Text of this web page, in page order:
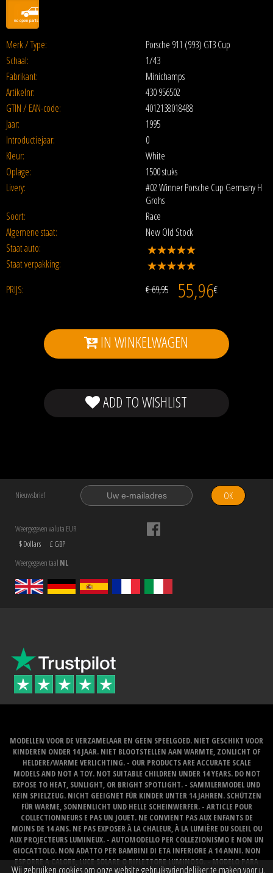
Merk / Type:
Porsche 911 (993) GT3 Cup
Schaal:
1/43
Fabrikant:
Minichamps
Artikelnr:
430 956502
GTIN / EAN-code:
4012138018488
Jaar:
1995
Introductiejaar:
0
Kleur:
White
Oplage:
1500 stuks
Livery:
#02 Winner Porsche Cup Germany H
Grohs
Soort:
Race
Algemene staat:
New Old Stock
Staat auto:
Staat verpakking:
PRIJS:
€ 69,95 €
55,96
IN WINKELWAGEN
ADD TO WISHLIST
Nieuwsbrief OK
Weergegeven valuta EUR
$ Dollars
£ GBP
Weergegeven taal NL
MODELLEN VOOR DE VERZAMELAAR EN GEEN SPEELGOED. NIET GESCHIKT VOOR
KINDEREN ONDER 14 JAAR. NIET BLOOTSTELLEN AAN WARMTE, ZONLICHT OF
HELDERE/WARME VERLICHTING. - OUR PRODUCTS ARE ACCURATE SCALE
MODELS AND NOT A TOY. NOT SUITABLE CHILDREN UNDER 14 YEARS. DO NOT
EXPOSE TO HEAT, SUNLIGHT, OR BRIGHT SPOTLIGHT. - SAMMLERMODEL UND
KEIN SPIELZEUG. NICHT GEEIGNET FÜR KINDER UNTER 14 JAHREN. SCHÜTZEN
FÜR WARME, SONNENLICHT UND HELLE SCHEINWERFER. - ARTICLE POUR
COLLECTIONNEURS E PAS UN JOUET. NE CONVIENT PAS AUX ENFANTS DE
MOINS DE 14 ANS. NE PAS EXPOSER À LA CHALEUR, À LA LUMIÈRE DU SOLEIL OU
AUX PROJECTEURS LUMINEUX. - AUTOMODELLO PER COLLEZIONISMO E NON UN
GIOCATTOLO. NON ADATTO PER BAMBINI DI ETA INFERIORE A 14 ANNI. NON
ESPORRE A CALORE, LUCE SOLARE O RIFLETTORE LUMINOSO. - MODELO PARA
Wij gebruiken cookies om onze website gebruiksvriendelijker te maken voor u.